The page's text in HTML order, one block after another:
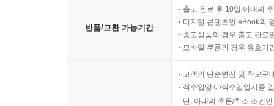
반품/교환 가능기간
출고 완료 후 10일 이내의
디지털 콘텐츠인 eBook의
중고상품의 경우 출고 완료
모바일 쿠폰의 경우 유효기
고객의 단순변심 및 착오구
직수입양서/직수입일서중
단, 아래의 주문/취소 조건